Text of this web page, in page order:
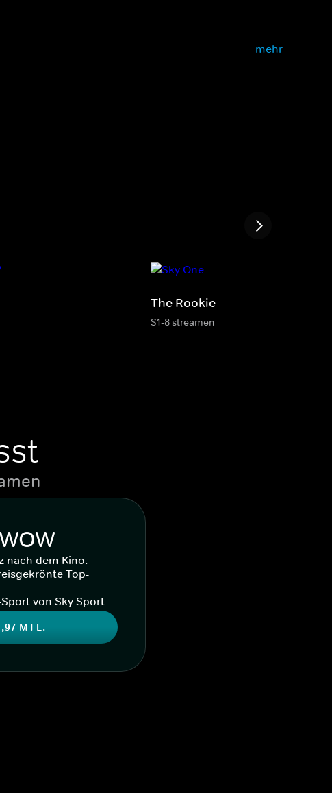
mehr
The Rookie
S1-8 streamen
nach dem Kino.
Top-
von Sky Sport
MTL.